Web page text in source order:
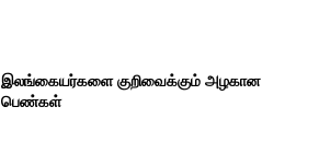
இலங்கையர்களை குறிவைக்கும் அழகான
பெண்கள்